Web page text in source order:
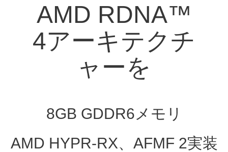
AMD RDNA™
4アーキテクチ
ャーを
8GB GDDR6メモリ
AMD HYPR-RX、AFMF 2実装